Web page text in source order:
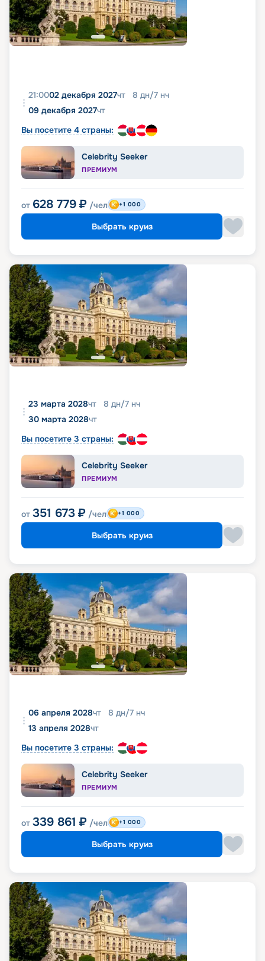
21:0002 декабря 2027чт 8 дн/7 нч
09 декабря 2027чт
Вы посетите 4 страны:
Celebrity Seeker
ПРЕМИУМ
от 628 779 ₽ /чел +1 000
Выбрать круиз
23 марта 2028чт 8 дн/7 нч
30 марта 2028чт
Вы посетите 3 страны:
Celebrity Seeker
ПРЕМИУМ
от 351 673 ₽ /чел +1 000
Выбрать круиз
06 апреля 2028чт 8 дн/7 нч
13 апреля 2028чт
Вы посетите 3 страны:
Celebrity Seeker
ПРЕМИУМ
от 339 861 ₽ /чел +1 000
Выбрать круиз